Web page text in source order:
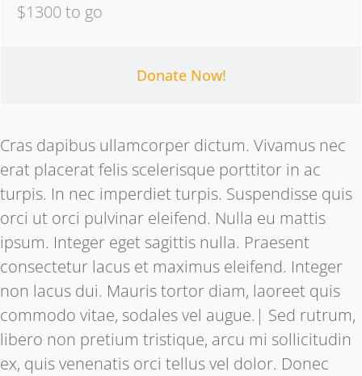
$1300 to go
Donate Now!
Cras dapibus ullamcorper dictum. Vivamus nec
erat placerat felis scelerisque porttitor in ac
turpis. In nec imperdiet turpis. Suspendisse quis
orci ut orci pulvinar eleifend. Nulla eu mattis
ipsum. Integer eget sagittis nulla. Praesent
consectetur lacus et maximus eleifend. Integer
non lacus dui. Mauris tortor diam, laoreet quis
commodo vitae, sodales vel augue.| Sed rutrum,
libero non pretium tristique, arcu mi sollicitudin
ex, quis venenatis orci tellus vel dolor. Donec